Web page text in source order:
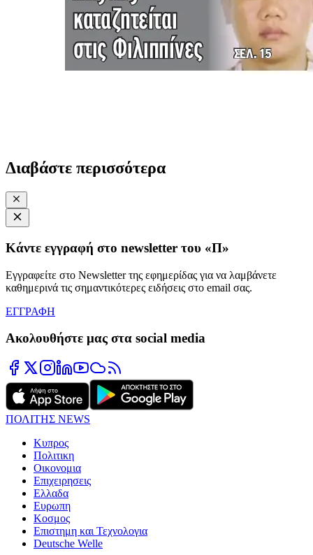
Διαβάστε περισσότερα
Κάντε εγγραφή στο newsletter του «Π»
Εγγραφείτε στο Newsletter της εφημερίδας για να λαμβάνετε
καθημερινά τις σημαντικότερες ειδήσεις στο email σας.
ΕΓΓΡΑΦΗ
Ακολουθήστε μας στα social media
ΠΟΛΙΤΗΣ NEWS
Κυπρος
Πολιτικη
Οικονομια
Επιχειρησεις
Ελλαδα
Ευρωπη
Κοσμος
Επιστημη και Τεχνολογια
Deutsche Welle